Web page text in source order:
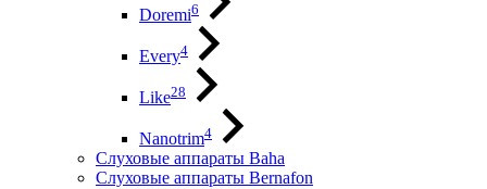
Doremi6
Every4
Like28
Nanotrim4
Слуховые аппараты Baha
Слуховые аппараты Bernafon